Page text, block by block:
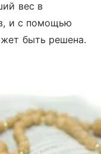
вес в
и с помощью
быть решена.